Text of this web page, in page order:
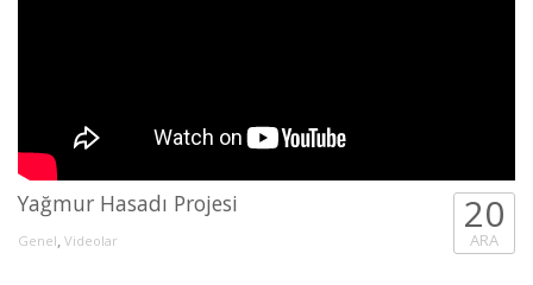
Yağmur Hasadı Projesi
Genel, Videolar
20
ARA